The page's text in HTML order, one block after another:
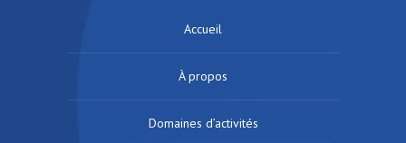
Accueil
À propos
Domaines d’activités